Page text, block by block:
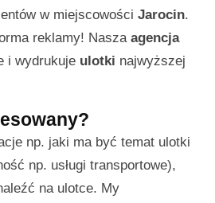
w miejscowości Jarocin.
reklamy! Nasza agencja
i wydrukuje ulotki najwyższej
np. jaki ma być temat ulotki
np. usługi transportowe),
na ulotce. My